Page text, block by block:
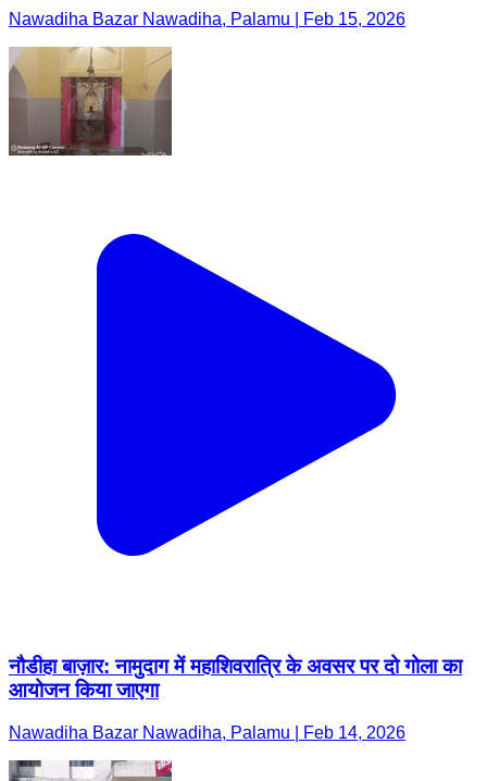
Nawadiha Bazar Nawadiha, Palamu | Feb 15, 2026
नौडीहा बाज़ार: नामुदाग में महाशिवरात्रि के अवसर पर दो गोला का
आयोजन किया जाएगा
Nawadiha Bazar Nawadiha, Palamu | Feb 14, 2026